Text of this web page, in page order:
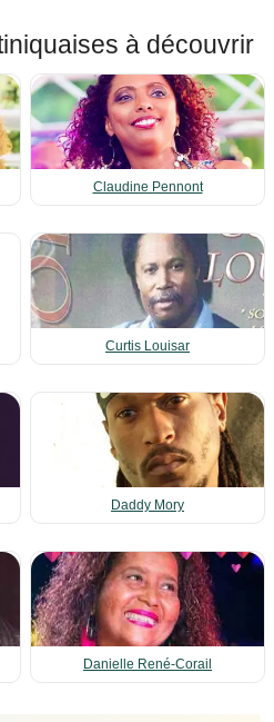
à découvrir
Claudine Pennont
Curtis Louisar
Daddy Mory
Danielle René-Corail